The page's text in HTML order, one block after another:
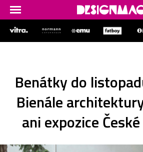
Benátky do
Bienále
ani expozice